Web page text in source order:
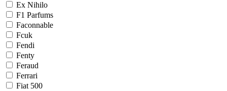
Ex Nihilo
F1 Parfums
Faconnable
Fcuk
Fendi
Fenty
Feraud
Ferrari
Fiat 500